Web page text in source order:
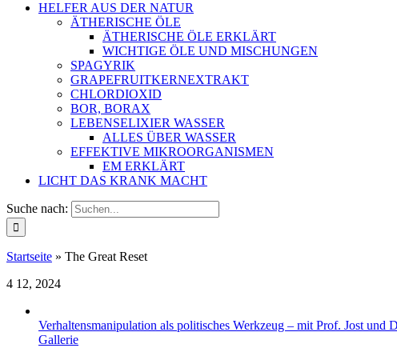
HELFER AUS DER NATUR
ÄTHERISCHE ÖLE
ÄTHERISCHE ÖLE ERKLÄRT
WICHTIGE ÖLE UND MISCHUNGEN
SPAGYRIK
GRAPEFRUITKERNEXTRAKT
CHLORDIOXID
BOR, BORAX
LEBENSELIXIER WASSER
ALLES ÜBER WASSER
EFFEKTIVE MIKROORGANISMEN
EM ERKLÄRT
LICHT DAS KRANK MACHT
Suche nach:
Startseite » The Great Reset
4 12, 2024
Verhaltensmanipulation als politisches Werkzeug – mit Prof. Jost und
Gallerie